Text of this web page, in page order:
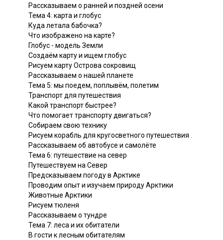
Рассказываем о ранней и поздней осени
Тема 4: карта и глобус
Куда летала бабочка?
Что изображено на карте?
Глобус - модель Земли
Создаём карту и ищем глобус
Рисуем карту Острова сокровищ
Рассказываем о нашей планете
Тема 5: мы поедем, поплывём, полетим
Транспорт для путешествия
Какой транспорт быстрее?
Что помогает транспорту двигаться?
Собираем свою технику
Рисуем корабль для кругосветного путешествия .
Рассказываем об автобусе и самолёте
Тема 6: путешествие на север
Путешествуем на Север
Предсказываем погоду в Арктике
Проводим опыт и изучаем природу Арктики
Животные Арктики
Рисуем тюленя
Рассказываем о тундре
Тема 7: леса и их обитатели
В гости к лесным обитателям